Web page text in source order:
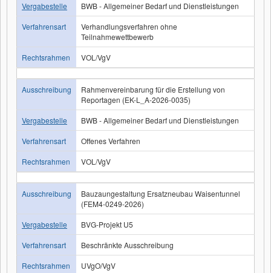
Vergabestelle
BWB - Allgemeiner Bedarf und Dienstleistungen
Verfahrensart
Verhandlungsverfahren ohne
Teilnahmewettbewerb
Rechtsrahmen
VOL/VgV
Ausschreibung
Rahmenvereinbarung für die Erstellung von
Reportagen (EK-L_A-2026-0035)
Vergabestelle
BWB - Allgemeiner Bedarf und Dienstleistungen
Verfahrensart
Offenes Verfahren
Rechtsrahmen
VOL/VgV
Ausschreibung
Bauzaungestaltung Ersatzneubau Waisentunnel
(FEM4-0249-2026)
Vergabestelle
BVG-Projekt U5
Verfahrensart
Beschränkte Ausschreibung
Rechtsrahmen
UVgO/VgV